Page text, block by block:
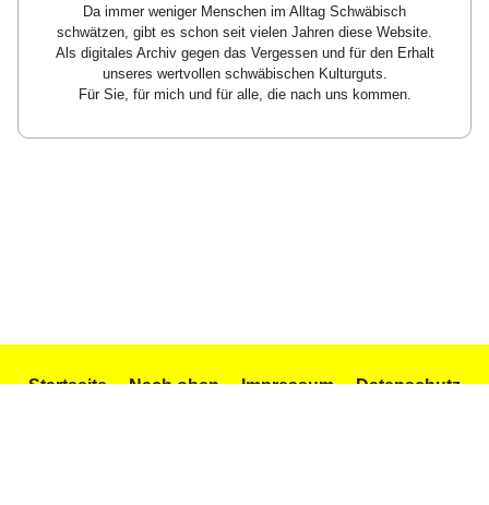
Da immer weniger Menschen im Alltag Schwäbisch
schwätzen, gibt es schon seit vielen Jahren diese Website.
Als digitales Archiv gegen das Vergessen und für den Erhalt
unseres wertvollen schwäbischen Kulturguts.
Für Sie, für mich und für alle, die nach uns kommen.
Startseite Nach oben Impressum Datenschutz